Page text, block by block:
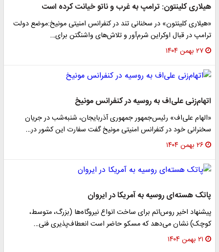
هیلاری کلینتون: ترامپ به غرب و ناتو خیانت کرده است
«هیلاری کلینتون» در سخنانی تند در کنفرانس امنیتی مونیخ:موضع دولت
ترامپ در قبال اوکراین شرم‌آور و تلاش‌های واشنگتن برای…
۲۷ بهمن ۱۴۰۴
اتهام‌زنی علی‌اف به روسیه در کنفرانس مونیخ
«الهام علی‌اف» رئیس‌جمهور جمهوری آذربایجان، شنبه‌شب در جریان
سخنرانی خود در کنفرانس امنیتی مونیخ گفت سفارت این کشور در…
۲۶ بهمن ۱۴۰۴
پاتک هسته‌ای روسیه به آمریکا در ایروان
پیشنهاد اخیر روس‌اتم برای ساخت انواع نیروگاه‌ها (بزرگ، متوسط،
کوچک) نشان می‌دهد که مسکو حاضر است انعطاف‌پذیری فنی…
۲۱ بهمن ۱۴۰۴